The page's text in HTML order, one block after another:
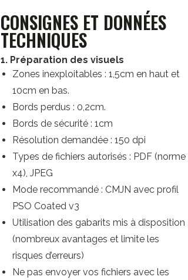
CONSIGNES ET DONNÉES
TECHNIQUES
1. Préparation des visuels
Zones inexploitables : 1,5cm en haut et
10cm en bas.
Bords perdus : 0,2cm.
Bords de sécurité : 1cm
Résolution demandée : 150 dpi
Types de fichiers autorisés : PDF (norme
x4), JPEG
Mode recommandé : CMJN avec profil
PSO Coated v3
Utilisation des gabarits mis à disposition
(nombreux avantages et limite les
risques d’erreurs)
Ne pas envoyer vos fichiers avec les